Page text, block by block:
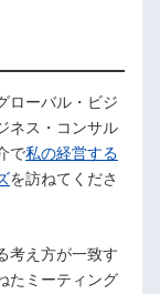
ローバル・ビジ
ネス・コンサル
で私の経営する
を訪ねてくださ
考え方が一致す
たミーティング